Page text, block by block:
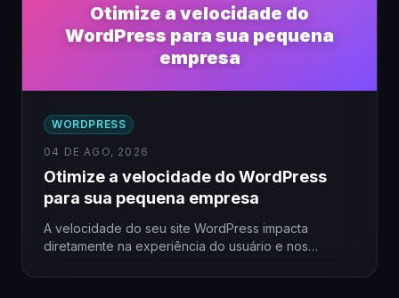
Otimize a velocidade do
WordPress para sua pequena
empresa
WORDPRESS
04 DE AGO, 2026
Otimize a velocidade do WordPress
para sua pequena empresa
A velocidade do seu site WordPress impacta
diretamente na experiência do usuário e nos